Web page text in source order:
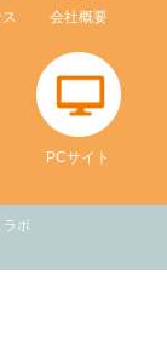
会社概要
PCサイト
ボ